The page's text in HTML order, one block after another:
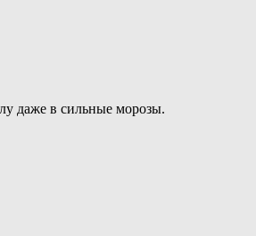
даже в сильные морозы.